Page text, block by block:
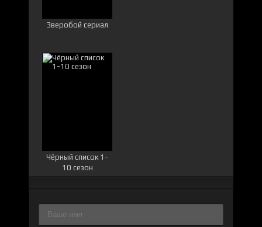
Зверобой сериал
Чёрный список 1-
10 сезон